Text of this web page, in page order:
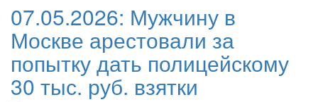
07.05.2026: Мужчину в
Москве арестовали за
попытку дать полицейскому
30 тыс. руб. взятки